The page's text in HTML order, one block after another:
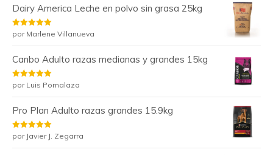
Dairy America Leche en polvo sin grasa 25kg
Valorado
con
por Marlene Villanueva
Canbo Adulto razas medianas y grandes 15kg
Valorado
con
por Luis Pomalaza
Pro Plan Adulto razas grandes 15.9kg
Valorado
con 5
por Javier J. Zegarra